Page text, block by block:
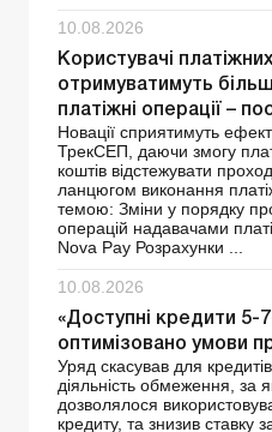
10.08.2026
Користувачі
отримуватимуть
платіжні операції –
Новації сприятимуть
ТрекСЕП, даючи змогу
коштів відстежувати
ланцюгом виконання
темою: Зміни у порядку
операцій надавачами
Nova Pay Розрахунки ...
10.08.2026
«Доступні кредити 5-
оптимізовано умови
Уряд скасував для
діяльність обмеження, за
дозволялося
кредиту, та знизив ставку